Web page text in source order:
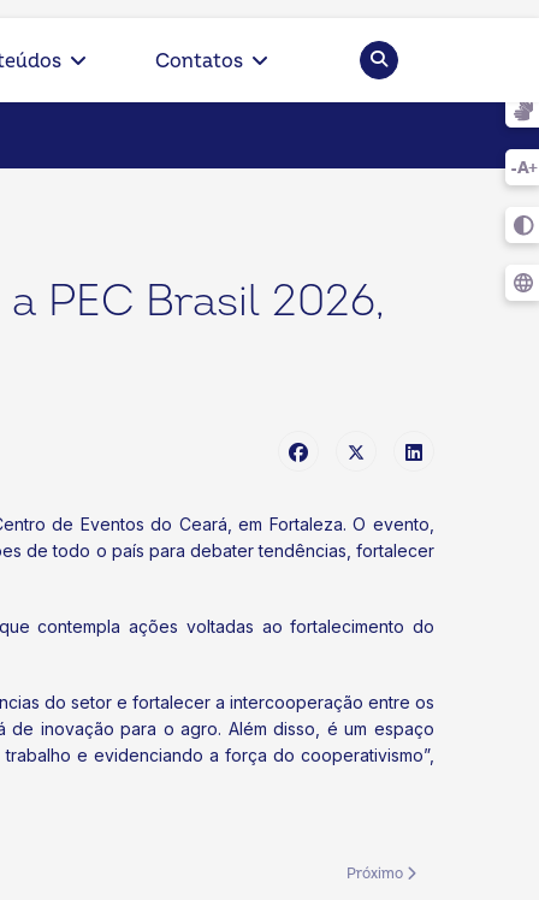
Contatos Pesquisar
PEC Brasil 2026,
de Eventos do Ceará, em Fortaleza. O evento,
de todo o país para debater tendências, fortalecer
contempla ações voltadas ao fortalecimento do
do setor e fortalecer a intercooperação entre os
de inovação para o agro. Além disso, é um espaço
e evidenciando a força do cooperativismo”,
Próximo artigo:
Próximo